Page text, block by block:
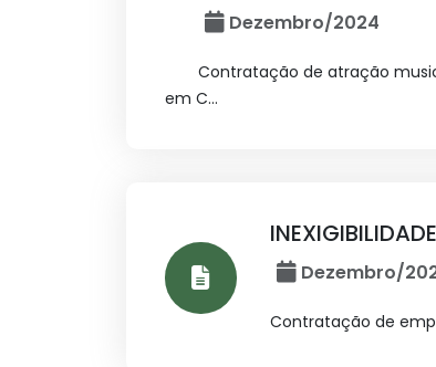
Dezembro/2024
Contratação de atração
em C...
Dezembro/
Contratação de